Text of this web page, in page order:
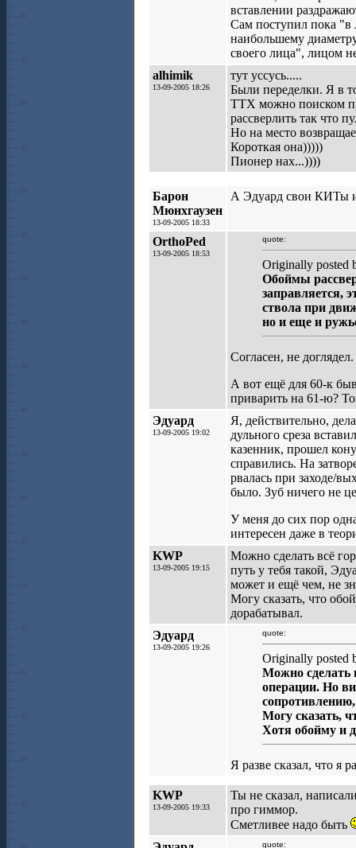
вставлении
Сам поступил пока "в
наибольшему
своего лица", лицом
alhimik
13-09-2005 18:26
тут уссусь.....
Были переделки. Я в
ТТХ можно поиском
рассверлить так что
Но на место
Короткая она)))))
Пионер нах...))))
Барон
Мюнхгаузен
13-09-2005 18:33
А Эдуард свои КИТы
OrthoPed
13-09-2005 18:53
quote:
Originally posted
Обоймы
заправляется,
ствола при
но и еще и
Согласен, не
А вот ещё для 60-к
приварить на 61-ю?
Эдуард
13-09-2005 19:02
Я, действительно,
дульного среза
казенник, прошел
справились. На
рвалась при заходе/
было. Зуб ничего не
У меня до сих пор
интересен даже в
KWP
13-09-2005 19:15
Можно сделать всё
путь у тебя такой,
может и ещё чем, не
Могу сказать, что
дорабатывал.
Эдуард
13-09-2005 19:26
quote:
Originally posted
Можно сделать
операции. Но
Могу сказать,
Хотя обойму и
Я разве сказал, что я
KWP
13-09-2005 19:33
Ты не сказал,
про гиммор.
Сметливее надо быть
quote: